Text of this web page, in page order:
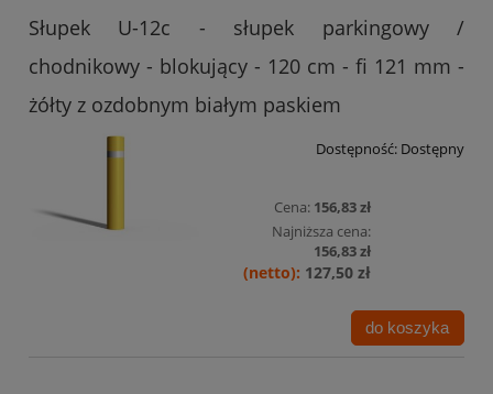
Słupek U-12c - słupek parkingowy /
chodnikowy - blokujący - 120 cm - fi 121 mm -
żółty z ozdobnym białym paskiem
Dostępność: Dostępny
Cena: 156,83 zł
Najniższa cena:
156,83 zł
127,50 zł
do koszyka